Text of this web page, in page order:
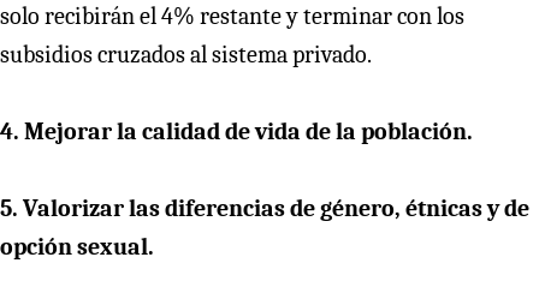
solo recibirán el 4% restante y terminar con los
subsidios cruzados al sistema privado.
4. Mejorar la calidad de vida de la población.
5. Valorizar las diferencias de género, étnicas y de
opción sexual.